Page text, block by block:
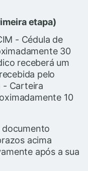
etapa)
- Cédula de
30
receberá um
pelo
- Carteira
10
documento
acima
após a sua